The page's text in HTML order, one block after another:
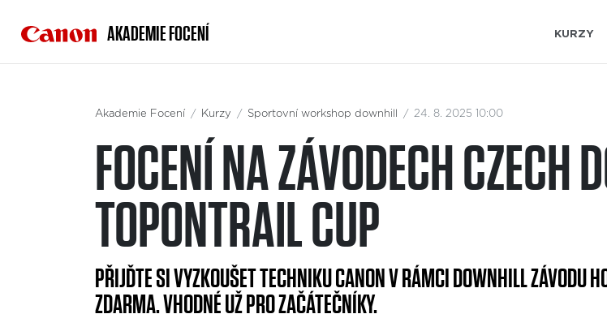
AKADEMIE FOCENÍ KURZY
Akademie Focení Kurzy Sportovní workshop downhill 24. 8. 2025 10:00
FOCENÍ NA ZÁVODECH CZECH
TOPONTRAIL CUP
PŘIJĎTE SI VYZKOUŠET TECHNIKU CANON V RÁMCI DOWNHILL ZÁVODU
ZDARMA. VHODNÉ UŽ PRO ZAČÁTEČNÍKY.